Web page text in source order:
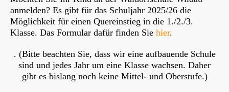
anmelden? Es gibt für das Schuljahr 2025/26 die
Möglichkeit für einen Quereinstieg in die 1./2./3.
Klasse. Das Formular dafür finden Sie hier.
. (Bitte beachten Sie, dass wir eine aufbauende Schule
sind und jedes Jahr um eine Klasse wachsen. Daher
gibt es bislang noch keine Mittel- und Oberstufe.)